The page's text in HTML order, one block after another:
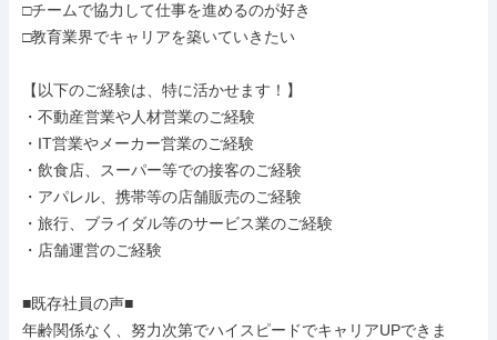
□チームで協力して仕事を進めるのが好き
□教育業界でキャリアを築いていきたい
【以下のご経験は、特に活かせます！】
・不動産営業や人材営業のご経験
・IT営業やメーカー営業のご経験
・飲食店、スーパー等での接客のご経験
・アパレル、携帯等の店舗販売のご経験
・旅行、ブライダル等のサービス業のご経験
・店舗運営のご経験
■既存社員の声■
年齢関係なく、努力次第でハイスピードでキャリアUPできま